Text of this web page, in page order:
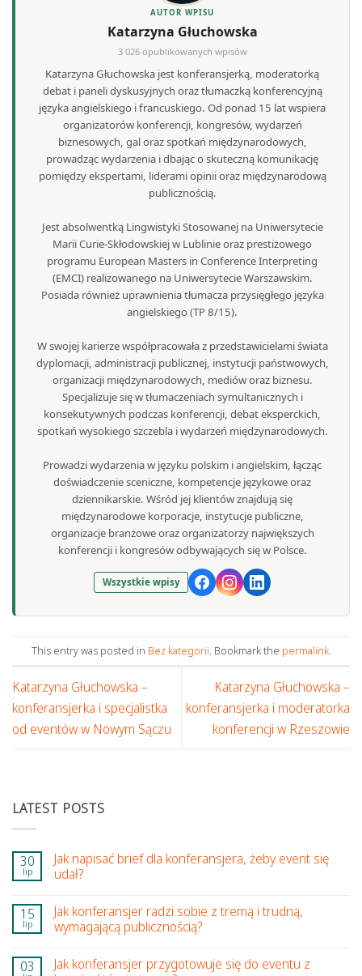
AUTOR WPISU
Katarzyna Głuchowska
3 026 opublikowanych wpisów
Katarzyna Głuchowska jest konferansjerką, moderatorką
debat i paneli dyskusyjnych oraz tłumaczką konferencyjną
języka angielskiego i francuskiego. Od ponad 15 lat wspiera
organizatorów konferencji, kongresów, wydarzeń
biznesowych, gal oraz spotkań międzynarodowych,
prowadząc wydarzenia i dbając o skuteczną komunikację
pomiędzy ekspertami, liderami opinii oraz międzynarodową
publicznością.
Jest absolwentką Lingwistyki Stosowanej na Uniwersytecie
Marii Curie-Skłodowskiej w Lublinie oraz prestiżowego
programu European Masters in Conference Interpreting
(EMCI) realizowanego na Uniwersytecie Warszawskim.
Posiada również uprawnienia tłumacza przysięgłego języka
angielskiego (TP 8/15).
W swojej karierze współpracowała z przedstawicielami świata
dyplomacji, administracji publicznej, instytucji państwowych,
organizacji międzynarodowych, mediów oraz biznesu.
Specjalizuje się w tłumaczeniach symultanicznych i
konsekutywnych podczas konferencji, debat eksperckich,
spotkań wysokiego szczebla i wydarzeń międzynarodowych.
Prowadzi wydarzenia w języku polskim i angielskim, łącząc
doświadczenie sceniczne, kompetencje językowe oraz
dziennikarskie. Wśród jej klientów znajdują się
międzynarodowe korporacje, instytucje publiczne,
organizacje branżowe oraz organizatorzy największych
konferencji i kongresów odbywających się w Polsce.
Wszystkie wpisy
This entry was posted in Bez kategorii. Bookmark the permalink.
Katarzyna Głuchowska –
konferansjerka i specjalistka
od eventów w Nowym Sączu
Katarzyna Głuchowska –
konferansjerka i moderatorka
konferencji w Rzeszowie
LATEST POSTS
30
lip
Jak napisać brief dla konferansjera, żeby event się
udał?
15
lip
Jak konferansjer radzi sobie z tremą i trudną,
wymagającą publicznością?
03
Jak konferansjer przygotowuje się do eventu z